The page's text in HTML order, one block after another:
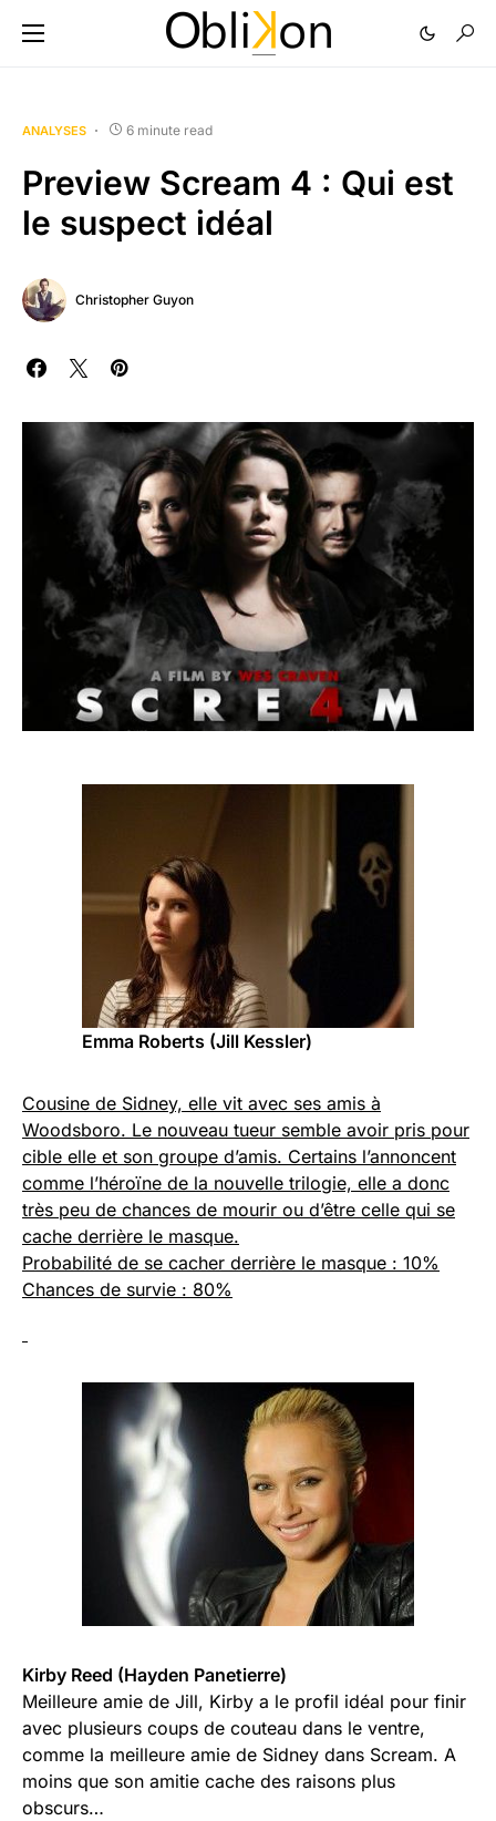
ANALYSES 6 minute read
Preview Scream 4 : Qui est
le suspect idéal
Christopher Guyon
Emma Roberts (Jill Kessler)
Cousine de Sidney, elle vit avec ses amis à
Woodsboro. Le nouveau tueur semble avoir pris pour
cible elle et son groupe d’amis. Certains l’annoncent
comme l’héroïne de la nouvelle trilogie, elle a donc
très peu de chances de mourir ou d’être celle qui se
cache derrière le masque.
Probabilité de se cacher derrière le masque : 10%
Chances de survie : 80%
Kirby Reed (Hayden Panetierre)
Meilleure amie de Jill, Kirby a le profil idéal pour finir
avec plusieurs coups de couteau dans le ventre,
comme la meilleure amie de Sidney dans Scream. A
moins que son amitie cache des raisons plus
obscurs…